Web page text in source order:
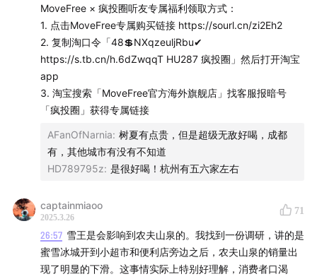
会对行业造成什么影响？
除了上面那些耳熟能详的全国连锁品牌，地方小众茶饮
品牌怎么破局？
特别鸣谢
感谢专业关节健康品牌「MoveFree益节」赞助本节目。
补氨糖、护关节，认准「益节」、有益关节。
「MoveFree益节」是有80多年历史的知名营养品公司
氨糖类目销量第一。
MoveFree × 疯投圈听友专属福利领取方式：
1. 点击MoveFree专属购买链接 https://sourl.cn/zi2Eh2
2. 复制淘口令「48💲NXqzeuljRbu✔
https://s.tb.cn/h.6dZwqqT HU287 疯投圈」然后打开淘宝
app
3. 淘宝搜索「MoveFree官方海外旗舰店」找客服报暗号
「疯投圈」获得专属链接
AFanOfNarnia: 树夏有点贵，但是超级无敌好喝，成都
有，其他城市有没有不知道
HD789795z: 是很好喝！杭州有五六家左右
captainmiaoo
2025.3.26
71
26:57 雪王是会影响到农夫山泉的。我找到一份调研，讲的是
蜜雪冰城开到小超市和便利店旁边之后，农夫山泉的销量出
现了明显的下滑。这事情实际上特别好理解，消费者口渴